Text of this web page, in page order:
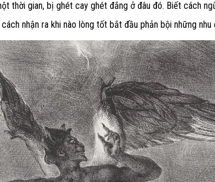
thời gian, bị ghét cay ghét đắng ở đâu đó. Biết cách
nhận ra khi nào lòng tốt bắt đầu phản bội những nhu